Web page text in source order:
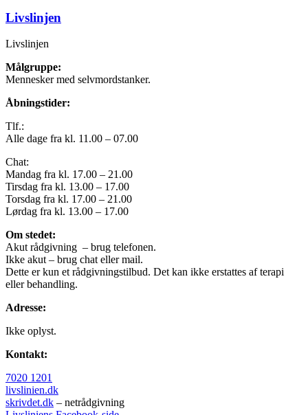
Livslinjen
Livslinjen
Målgruppe:
Mennesker med selvmordstanker.
Åbningstider:
Tlf.:
Alle dage fra kl. 11.00 – 07.00
Chat:
Mandag fra kl. 17.00 – 21.00
Tirsdag fra kl. 13.00 – 17.00
Torsdag fra kl. 17.00 – 21.00
Lørdag fra kl. 13.00 – 17.00
Om stedet:
Akut rådgivning – brug telefonen.
Ikke akut – brug chat eller mail.
Dette er kun et rådgivningstilbud. Det kan ikke erstattes af terapi
eller behandling.
Adresse:
Ikke oplyst.
Kontakt:
7020 1201
livslinien.dk
skrivdet.dk – netrådgivning